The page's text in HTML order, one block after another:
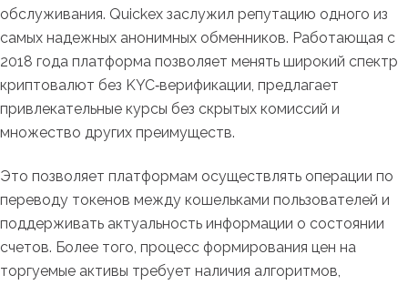
обслуживания. Quickex заслужил репутацию одного из
самых надежных анонимных обменников. Работающая с
2018 года платформа позволяет менять широкий спектр
криптовалют без KYC‑верификации, предлагает
привлекательные курсы без скрытых комиссий и
множество других преимуществ.
Это позволяет платформам осуществлять операции по
переводу токенов между кошельками пользователей и
поддерживать актуальность информации о состоянии
счетов. Более того, процесс формирования цен на
торгуемые активы требует наличия алгоритмов,